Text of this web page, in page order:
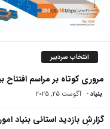
انتخاب سردبیر
مروری کوتاه بر مراسم
بنیاد- آگوست 25, 2025
گزارشِ بازدید استانی بنیاد